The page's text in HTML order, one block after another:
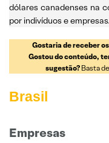
dólares canadenses na
por indivíduos e empresas.
Gostaria de receber
Gostou do conteúdo,
sugestão?Basta
Brasil
Empresas